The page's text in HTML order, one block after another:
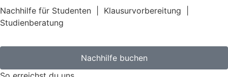
Nachhilfe für Studenten
Klausurvorbereitung
Studienberatung
Nachhilfe buchen